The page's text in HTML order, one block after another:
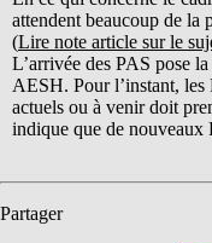
attendent beaucoup de la
(Lire note article sur le
L’arrivée des PAS pose
AESH. Pour l’instant, les
actuels ou à venir doit
indique que de nouveaux
Partager